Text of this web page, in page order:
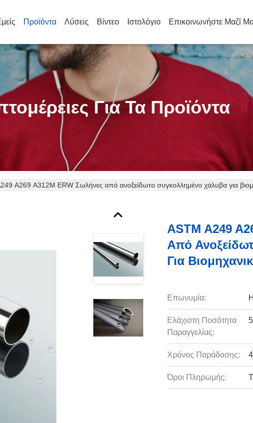
Προϊόντα Λύσεις Βίντεο Ιστολόγιο Επικοινωνήστε Μαζί
Για Τα Προϊόντα
A269 A312M ERW Σωλήνες από ανοξείδωτο συγκολλημένο χάλυβα για
ASTM A249
Από
Για
Επωνυμία:
Ελάχιστη Ποσότητα
Παραγγελίας:
Χρόνος Παράδοσης:
Όροι Πληρωμής: